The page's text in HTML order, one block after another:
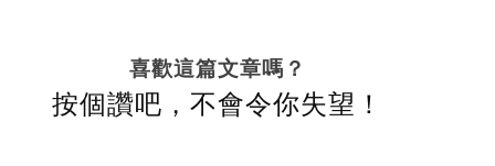
喜歡這篇文章嗎？
按個讚吧，不會令你失望！